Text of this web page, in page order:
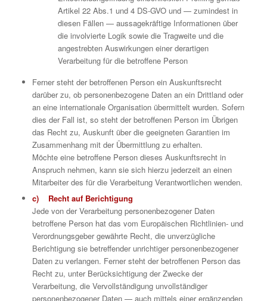
Artikel 22 Abs.1 und 4 DS-GVO und — zumindest in
diesen Fällen — aussagekräftige Informationen über
die involvierte Logik sowie die Tragweite und die
angestrebten Auswirkungen einer derartigen
Verarbeitung für die betroffene Person
Ferner steht der betroffenen Person ein Auskunftsrecht
darüber zu, ob personenbezogene Daten an ein Drittland oder
an eine internationale Organisation übermittelt wurden. Sofern
dies der Fall ist, so steht der betroffenen Person im Übrigen
das Recht zu, Auskunft über die geeigneten Garantien im
Zusammenhang mit der Übermittlung zu erhalten.
Möchte eine betroffene Person dieses Auskunftsrecht in
Anspruch nehmen, kann sie sich hierzu jederzeit an einen
Mitarbeiter des für die Verarbeitung Verantwortlichen wenden.
c) Recht auf Berichtigung
Jede von der Verarbeitung personenbezogener Daten
betroffene Person hat das vom Europäischen Richtlinien- und
Verordnungsgeber gewährte Recht, die unverzügliche
Berichtigung sie betreffender unrichtiger personenbezogener
Daten zu verlangen. Ferner steht der betroffenen Person das
Recht zu, unter Berücksichtigung der Zwecke der
Verarbeitung, die Vervollständigung unvollständiger
personenbezogener Daten — auch mittels einer ergänzenden